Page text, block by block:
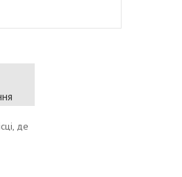
де